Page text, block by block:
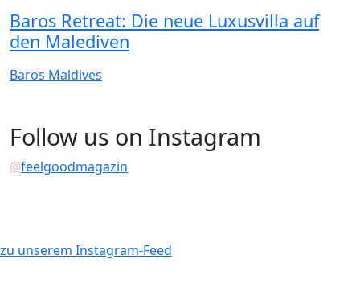
Baros Retreat: Die neue Luxusvilla auf
den Malediven
Baros Maldives
Follow us on Instagram
@feelgoodmagazin
zu unserem Instagram-Feed